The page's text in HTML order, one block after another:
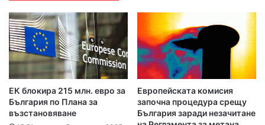
ЕК блокира 215 млн. евро за
България по Плана за
възстановяване
Европейската комисия
започна процедура срещу
България заради незачитане